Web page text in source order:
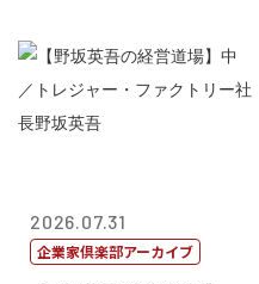
2026.07.31
企業家倶楽部アーカイブ